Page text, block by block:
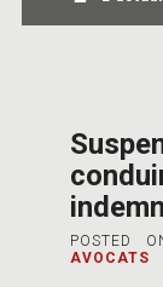
POSTED
AVOCATS